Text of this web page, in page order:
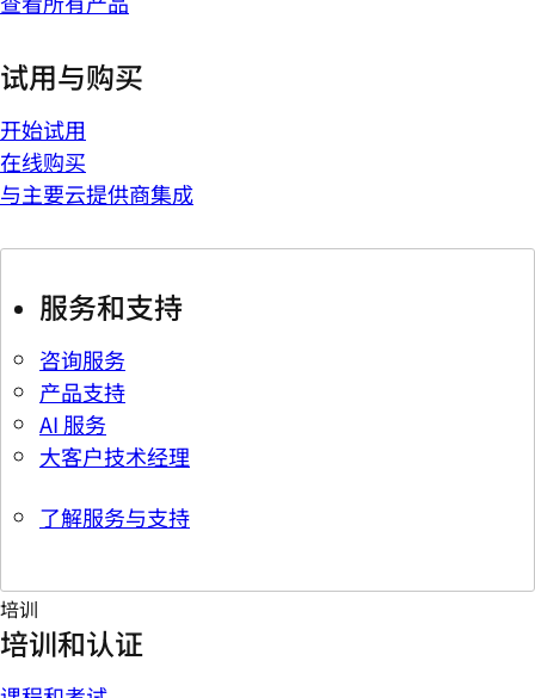
试用与购买
开始试用
在线购买
与主要云提供商集成
服务和支持
咨询服务
产品支持
AI 服务
大客户技术经理
了解服务与支持
培训
培训和认证